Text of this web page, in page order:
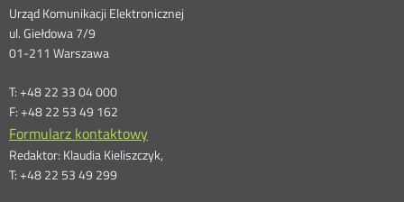
Dane
kontaktowe
Urząd Komunikacji Elektronicznej
ul. Giełdowa 7/9
01-211 Warszawa
T: +48 22 33 04 000
F: +48 22 53 49 162
Formularz kontaktowy
Redaktor: Klaudia Kieliszczyk,
T: +48 22 53 49 299